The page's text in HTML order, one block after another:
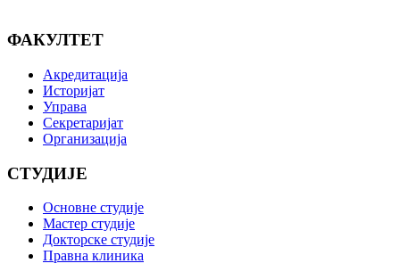
ФАКУЛТЕТ
Акредитација
Историјат
Управа
Секретаријат
Организација
СТУДИЈЕ
Основне студије
Мастер студије
Докторске студије
Правна клиника